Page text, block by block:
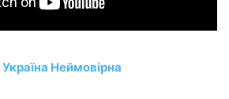
Україна Неймовірна